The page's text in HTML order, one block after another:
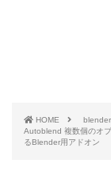
HOME blender
Autoblend 複数個のオ
るBlender用アドオン